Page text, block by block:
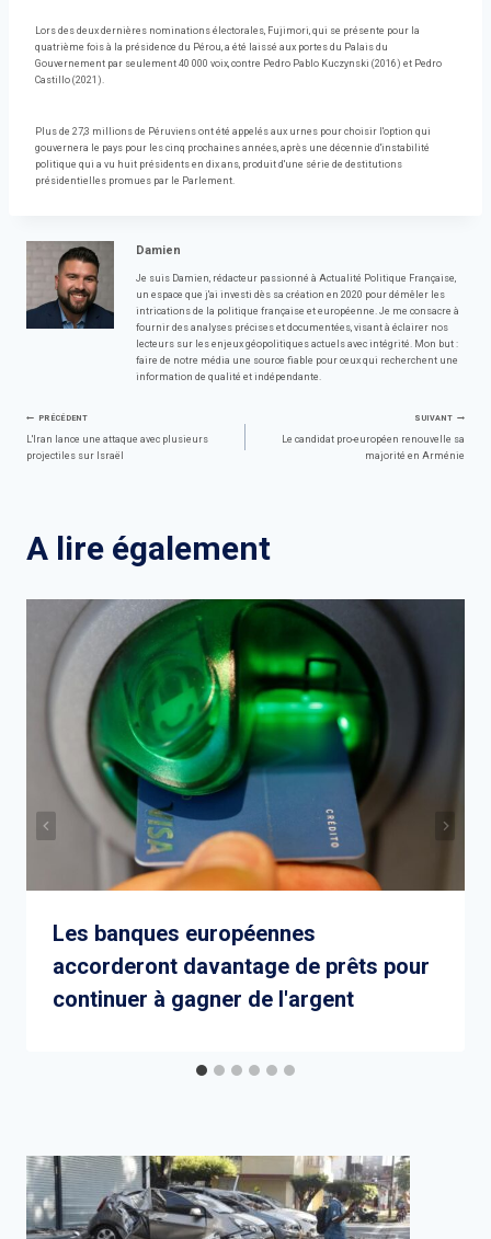
Lors des deux dernières nominations électorales, Fujimori, qui se présente pour la
quatrième fois à la présidence du Pérou, a été laissé aux portes du Palais du
Gouvernement par seulement 40 000 voix, contre Pedro Pablo Kuczynski (2016) et Pedro
Castillo (2021).
Plus de 27,3 millions de Péruviens ont été appelés aux urnes pour choisir l'option qui
gouvernera le pays pour les cinq prochaines années, après une décennie d'instabilité
politique qui a vu huit présidents en dix ans, produit d'une série de destitutions
présidentielles promues par le Parlement.
Damien
Je suis Damien, rédacteur passionné à Actualité Politique Française,
un espace que j'ai investi dès sa création en 2020 pour démêler les
intrications de la politique française et européenne. Je me consacre à
fournir des analyses précises et documentées, visant à éclairer nos
lecteurs sur les enjeux géopolitiques actuels avec intégrité. Mon but :
faire de notre média une source fiable pour ceux qui recherchent une
information de qualité et indépendante.
Navigation
PRÉCÉDENT
L'Iran lance une attaque avec plusieurs
projectiles sur Israël
SUIVANT
Le candidat pro-européen renouvelle sa
majorité en Arménie
A lire également
Les banques européennes
accorderont davantage de prêts pour
continuer à gagner de l'argent